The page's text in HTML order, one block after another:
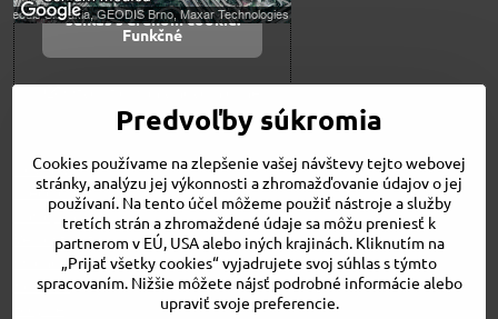
súhlas s druhom cookie:
Funkčné
Otvoriť obsah v novom okne
Novinky
Niečo o nás
Naša ponuka
Veľkostné tabuľky
Obchodné podmienky
Kontakt
Predvoľby súkromia
Cookies používame na zlepšenie vašej návštevy tejto webovej
stránky, analýzu jej výkonnosti a zhromažďovanie údajov o jej
používaní. Na tento účel môžeme použiť nástroje a služby
tretích strán a zhromaždené údaje sa môžu preniesť k
partnerom v EÚ, USA alebo iných krajinách. Kliknutím na
„Prijať všetky cookies“ vyjadrujete svoj súhlas s týmto
spracovaním. Nižšie môžete nájsť podrobné informácie alebo
upraviť svoje preferencie.